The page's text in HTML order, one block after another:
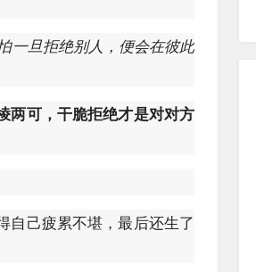
一旦拒绝别人，便会在彼此
两可，干脆拒绝才是对对方
自己疲累不堪，最后还生了